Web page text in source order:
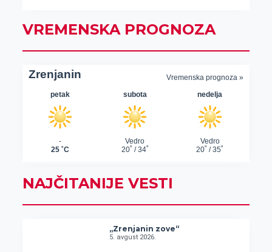
VREMENSKA PROGNOZA
NAJČITANIJE VESTI
„Zrenjanin zove“
5. avgust 2026.